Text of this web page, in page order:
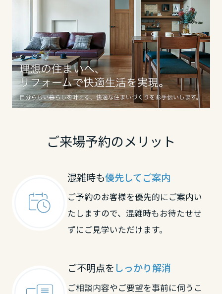
ご来場予約のメリット
混雑時も優先してご案内
ご予約のお客様を優先的にご案内い
たしますので、混雑時もお待たせせ
ずにご見学いただけます。
ご不明点を しっかり解消
ご相談内容やご要望を事前に伺うこ
愛媛県
高知県
佐賀県